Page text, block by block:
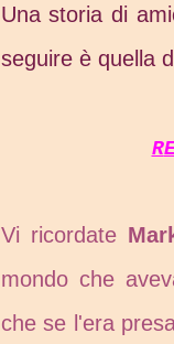
Una storia di
seguire è quella
Vi ricordate
mondo che
che se l'era